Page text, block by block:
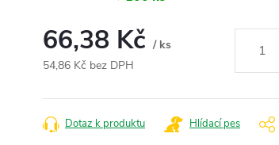
66,38 Kč / ks
54,86 Kč bez DPH
cena:
Dotaz k produktu Hlídací pes